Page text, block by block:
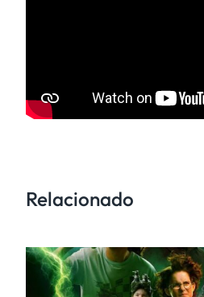
Relacionado